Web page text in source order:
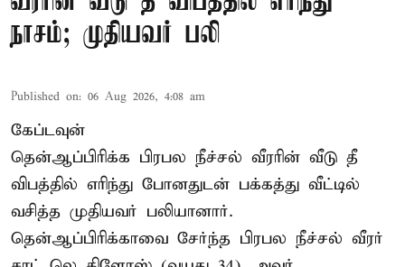
நாசம்; முதியவர் பலி
Published on: 06 Aug 2026, 4:08 am
கேப்டவுன்
தென்ஆப்பிரிக்க பிரபல நீச்சல் வீரரின் வீடு தீ
விபத்தில் எரிந்து போனதுடன் பக்கத்து வீட்டில்
வசித்த முதியவர் பலியானார்.
தென்ஆப்பிரிக்காவை சேர்ந்த பிரபல நீச்சல் வீரர்